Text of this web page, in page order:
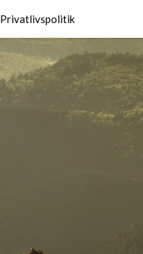
Privatlivspolitik